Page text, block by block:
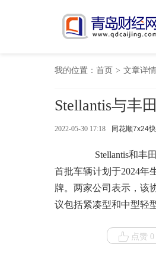
我的位置： 首页 > 文章详情
Stellantis与丰
2022-05-30 17:18 同花顺7x24
Stellantis和丰田
首批车辆计划于2024年
牌。两家公司表示，该
议包括紧凑型和中型轻
点赞 0